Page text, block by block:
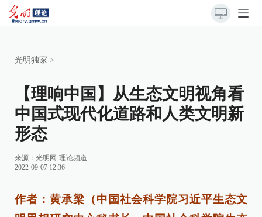
光明独家 >
【理响中国】从生态文明视角看
中国式现代化道路和人类文明新
形态
来源： 光明网-理论频道
2022-09-07 12:36
作者：黄承梁（中国社会科学院习近平生态文